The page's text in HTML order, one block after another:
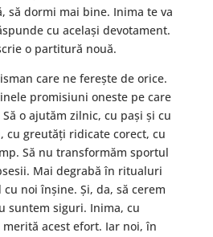
să dormi mai bine. Inima te va
cu același devotament.
o partitură nouă.
care ne ferește de orice.
promisiuni oneste pe care
o ajutăm zilnic, cu pași și cu
cu greutăți ridicate corect, cu
Să nu transformăm sportul
Mai degrabă în ritualuri
noi înșine. Și, da, să cerem
suntem siguri. Inima, cu
acest efort. Iar noi, în